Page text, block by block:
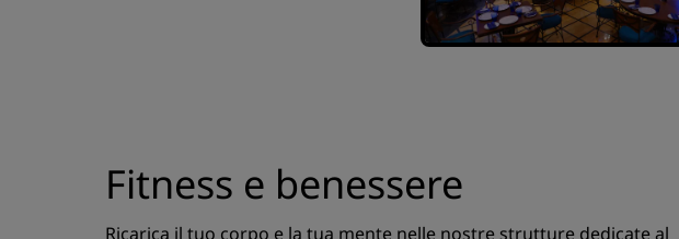
Fitness e benessere
Ricarica il tuo corpo e la tua mente nelle nostre strutture dedicate al